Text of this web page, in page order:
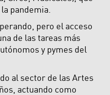
pandemia.
pero el acceso
de las tareas más
y pymes del
al sector de las Artes
actuando como